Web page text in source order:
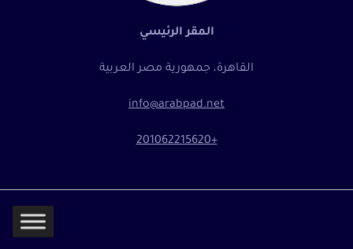
المقر الرئيسي
القاهرة، جمهورية مصر العربية
info@arabpad.net
+201062215620